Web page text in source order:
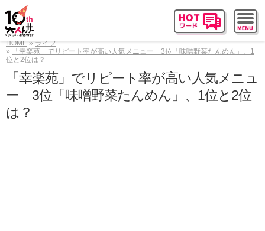
HOME
ライフ
「幸楽苑」でリピート率が高い人気メニュー 3位「味噌野菜たんめん」、1
位と2位は？
「幸楽苑」でリピート率が高い人気メニュ
ー 3位「味噌野菜たんめん」、1位と2位
は？